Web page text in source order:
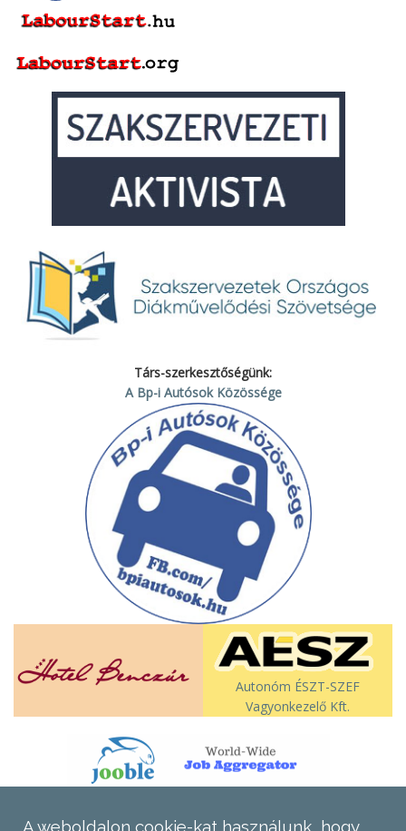
Társ-szerkesztőségünk:
A Bp-i Autósok Közössége
Autonóm ÉSZT-SZEF
Vagyonkezelő Kft.
A weboldalon cookie-kat használunk, hogy